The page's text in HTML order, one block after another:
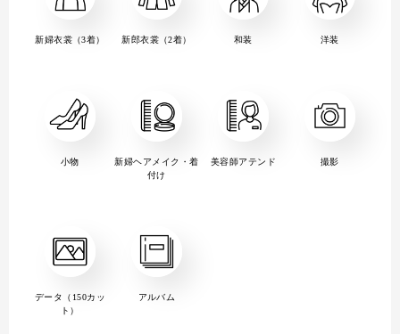
新婦衣裳（3着） 新郎衣裳（2着） 和装 洋装
小物
新婦ヘアメイク・着
付け
美容師アテンド 撮影
データ（150カッ
ト）
アルバム